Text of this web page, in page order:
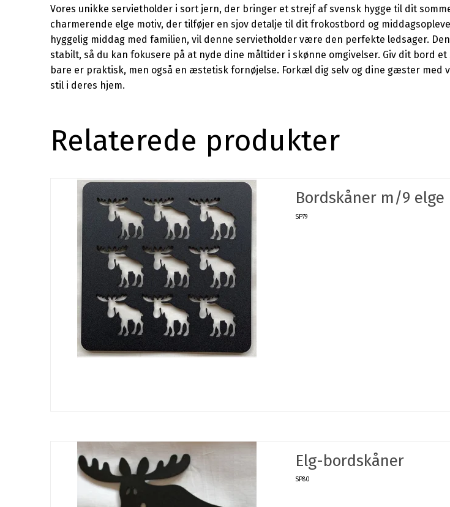
Vores unikke servietholder i sort jern, der bringer et strejf af svensk hygge til dit
charmerende elge motiv, der tilføjer en sjov detalje til dit frokostbord og
hyggelig middag med familien, vil denne servietholder være den perfekte ledsager.
stabilt, så du kan fokusere på at nyde dine måltider i skønne omgivelser. Giv dit bord
bare er praktisk, men også en æstetisk fornøjelse. Forkæl dig selv og dine gæster
stil i deres hjem.
Relaterede produkter
Bordskåner m/9 elge
SP79
Elg-bordskåner
SP80